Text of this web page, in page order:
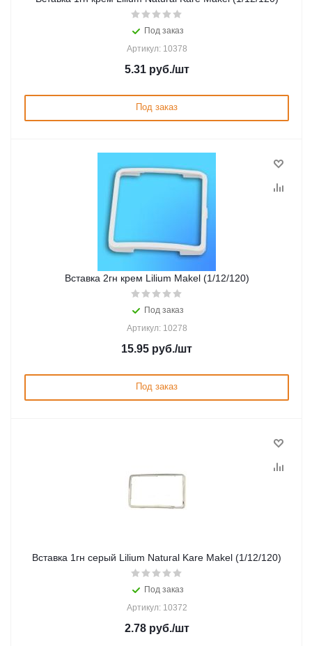
Под заказ
Артикул: 10378
5.31руб./шт
Под заказ
Вставка 2гн крем Lilium Makel (1/12/120)
Под заказ
Артикул: 10278
15.95 руб./шт
Под заказ
Вставка 1гн серый Lilium Natural Kare Makel (1/12/120)
Под заказ
Артикул: 10372
2.78руб./шт